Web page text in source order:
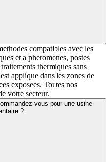
compatibles avec les
et a pheromones, postes
thermiques sans
applique dans les zones de
exposees. Toutes nos
votre secteur.
vous pour une usine
?